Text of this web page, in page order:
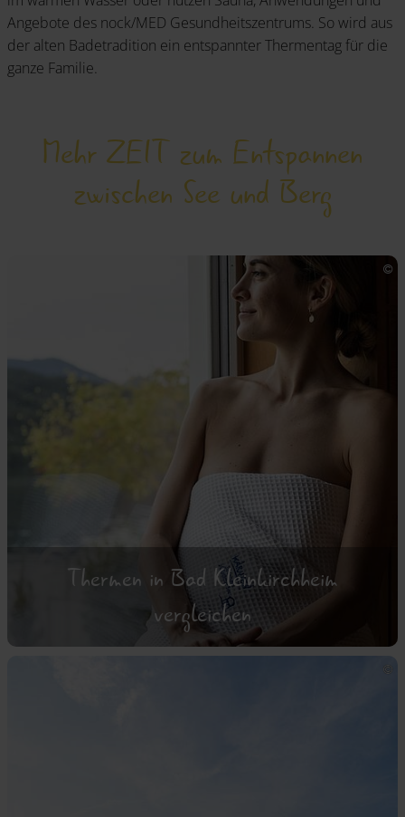
Angebote des nock/MED Gesundheitszentrums. So wird aus
der alten Badetradition ein entspannter Thermentag für die
ganze Familie.
Mehr ZEIT zum Entspannen
zwischen See und Berg
Thermen in Bad Kleinkirchheim
vergleichen